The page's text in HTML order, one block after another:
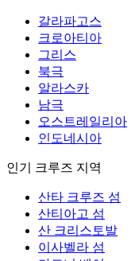
갈라파고스
크로아티아
그리스
북극
알라스카
남극
오스트레일리아
인도네시아
인기 크루즈 지역
산타 크루즈 섬
산티아고 섬
산 크리스토발
이사벨라 섬